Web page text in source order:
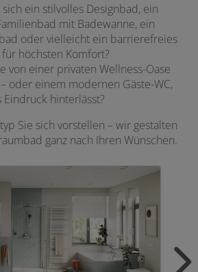
ein stilvolles Designbad, ein
mit Badewanne, ein
oder vielleicht ein barrierefreies
für höchsten Komfort?
von einer privaten Wellness-Oase
oder einem modernen Gäste-WC,
Eindruck hinterlässt?
Sie sich vorstellen – wir gestalten
ganz nach Ihren Wünschen.